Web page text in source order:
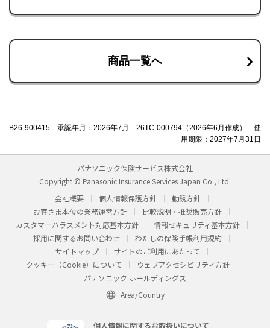
商品一覧へ
B26-900415 承認年月：2026年7月 26TC-000794（2026年6月作成） 使
用期限：2027年7月31日
パナソニック保険サービス株式会社
Copyright © Panasonic Insurance Services Japan Co., Ltd.
会社概要
個人情報保護方針
勧誘方針
お客さま本位の業務運営方針
比較説明・推奨販売方針
カスタマーハラスメント対応基本方針
情報セキュリティ基本方針
採用に関するお問い合わせ
わたしの保険手帳利用規約
サイトマップ
サイトのご利用にあたって
クッキー（Cookie）について
ウェブアクセシビリティ方針
パナソニック ホールディングス
Area/Country
個人情報に関するお取扱いについて